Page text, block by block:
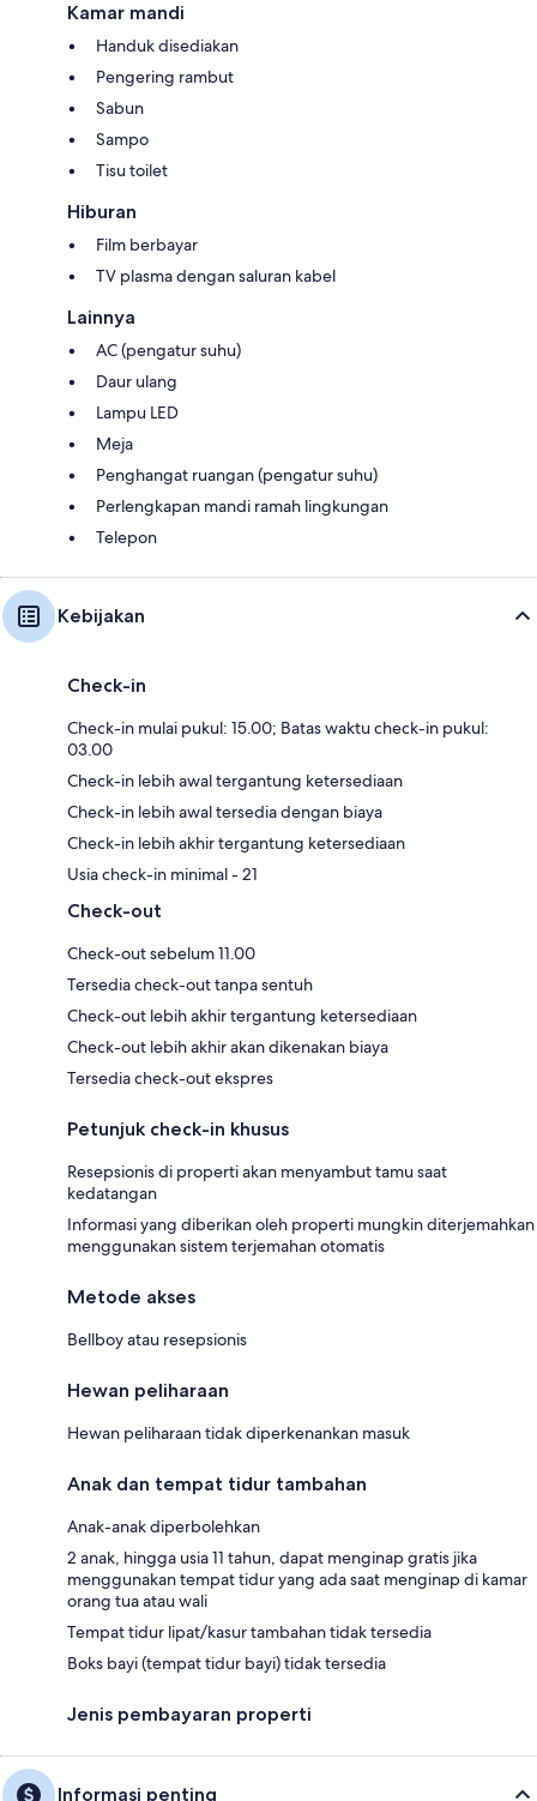
Kamar mandi
Handuk disediakan
Pengering rambut
Sabun
Sampo
Tisu toilet
Hiburan
Film berbayar
TV plasma dengan saluran kabel
Lainnya
AC (pengatur suhu)
Daur ulang
Lampu LED
Meja
Penghangat ruangan (pengatur suhu)
Perlengkapan mandi ramah lingkungan
Telepon
Kebijakan
Check-in
Check-in mulai pukul: 15.00; Batas waktu check-in pukul:
03.00
Check-in lebih awal tergantung ketersediaan
Check-in lebih awal tersedia dengan biaya
Check-in lebih akhir tergantung ketersediaan
Usia check-in minimal - 21
Check-out
Check-out sebelum 11.00
Tersedia check-out tanpa sentuh
Check-out lebih akhir tergantung ketersediaan
Check-out lebih akhir akan dikenakan biaya
Tersedia check-out ekspres
Petunjuk check-in khusus
Resepsionis di properti akan menyambut tamu saat
kedatangan
Informasi yang diberikan oleh properti mungkin diterjemahkan
menggunakan sistem terjemahan otomatis
Metode akses
Bellboy atau resepsionis
Hewan peliharaan
Hewan peliharaan tidak diperkenankan masuk
Anak dan tempat tidur tambahan
Anak-anak diperbolehkan
2 anak, hingga usia 11 tahun, dapat menginap gratis jika
menggunakan tempat tidur yang ada saat menginap di kamar
orang tua atau wali
Tempat tidur lipat/kasur tambahan tidak tersedia
Boks bayi (tempat tidur bayi) tidak tersedia
Jenis pembayaran properti
Informasi penting